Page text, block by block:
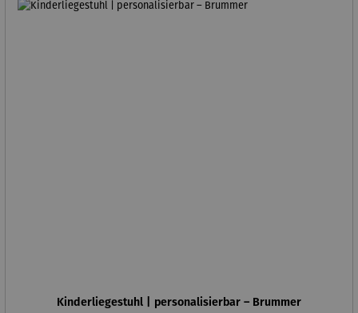
Kinderliegestuhl | personalisierbar – Brummer